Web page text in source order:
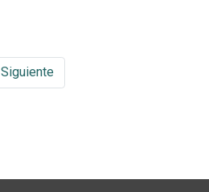
Siguiente